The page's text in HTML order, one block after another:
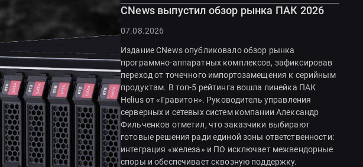
CNews выпустил обзор рынка ПАК 2026
07.08.2026
Издание CNews опубликовало обзор рынка
программно-аппаратных комплексов, зафиксировав
переход от точечного импортозамещения к серийным
продуктам. В топ-5 рейтинга вошла линейка ПАК
Helius от «Гравитон». Руководитель управления
серверных и сетевых систем компании Александр
Фильченков отметил, что заказчики выбирают
готовые решения ради единой зоны ответственности:
интеграция «железа» и ПО исключает межвендорные
споры и обеспечивает сквозную поддержку.